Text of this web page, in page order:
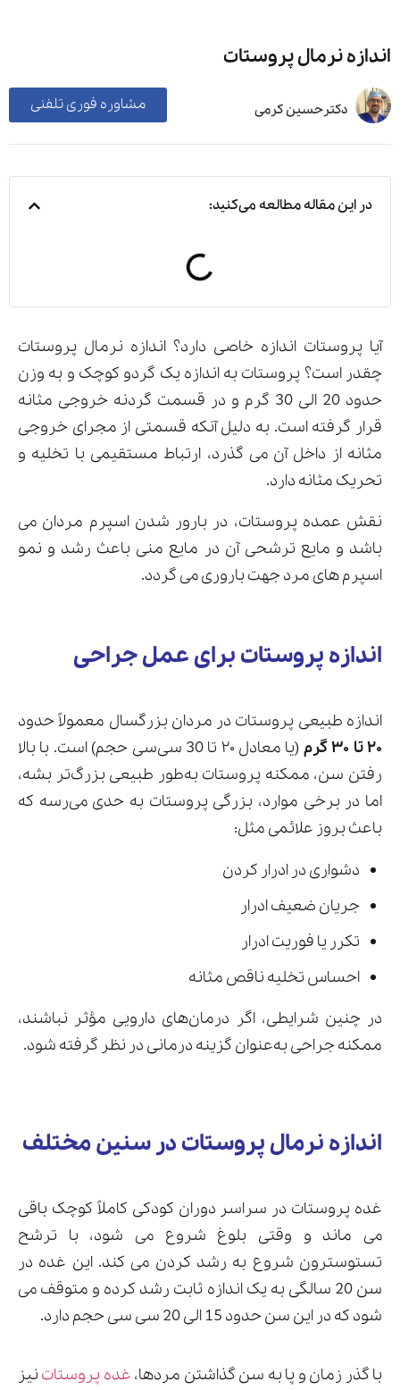
اندازه نرمال پروستات
دکترحسین کرمی مشاوره فوری تلفنی
در این مقاله مطالعه می‌کنید:
آیا پروستات اندازه خاصی دارد؟ اندازه نرمال پروستات
چقدر است؟ پروستات به اندازه یک گردو کوچک و به وزن
حدود 20 الی 30 گرم و در قسمت گردنه خروجی مثانه
قرار گرفته است. به دلیل آنکه قسمتی از مجرای خروجی
مثانه از داخل آن می گذرد، ارتباط مستقیمی با تخلیه و
تحریک مثانه دارد.
نقش عمده پروستات، در بارور شدن اسپرم مردان می
باشد و مایع ترشحی آن در مایع منی باعث رشد و نمو
اسپرم های مرد جهت باروری می گردد.
اندازه پروستات برای عمل جراحی
اندازه طبیعی پروستات در مردان بزرگسال معمولاً حدود
۲۰ تا ۳۰ گرم
(یا معادل ۲۰ تا 30 سی‌سی حجم) است. با بالا
رفتن سن، ممکنه پروستات به‌طور طبیعی بزرگ‌تر بشه،
اما در برخی موارد، بزرگی پروستات به حدی می‌رسه که
باعث بروز علائمی مثل:
دشواری در ادرار کردن
جریان ضعیف ادرار
تکرر یا فوریت ادرار
احساس تخلیه ناقص مثانه
در چنین شرایطی، اگر درمان‌های دارویی مؤثر نباشند،
ممکنه جراحی به‌عنوان گزینه درمانی در نظر گرفته شود.
اندازه نرمال پروستات در سنین مختلف
غده پروستات در سراسر دوران کودکی کاملاً کوچک باقی
می ماند و وقتی بلوغ شروع می شود، با ترشح
تستوسترون شروع به رشد کردن می کند. این غده در
سن 20 سالگی به یک اندازه ثابت رشد کرده و متوقف می
شود که در این سن حدود 15 الی 20 سی سی حجم دارد.
با گذر زمان و پا به سن گذاشتن مردها، غده پروستات نیز
قدرت گرفته از همیارسیستم